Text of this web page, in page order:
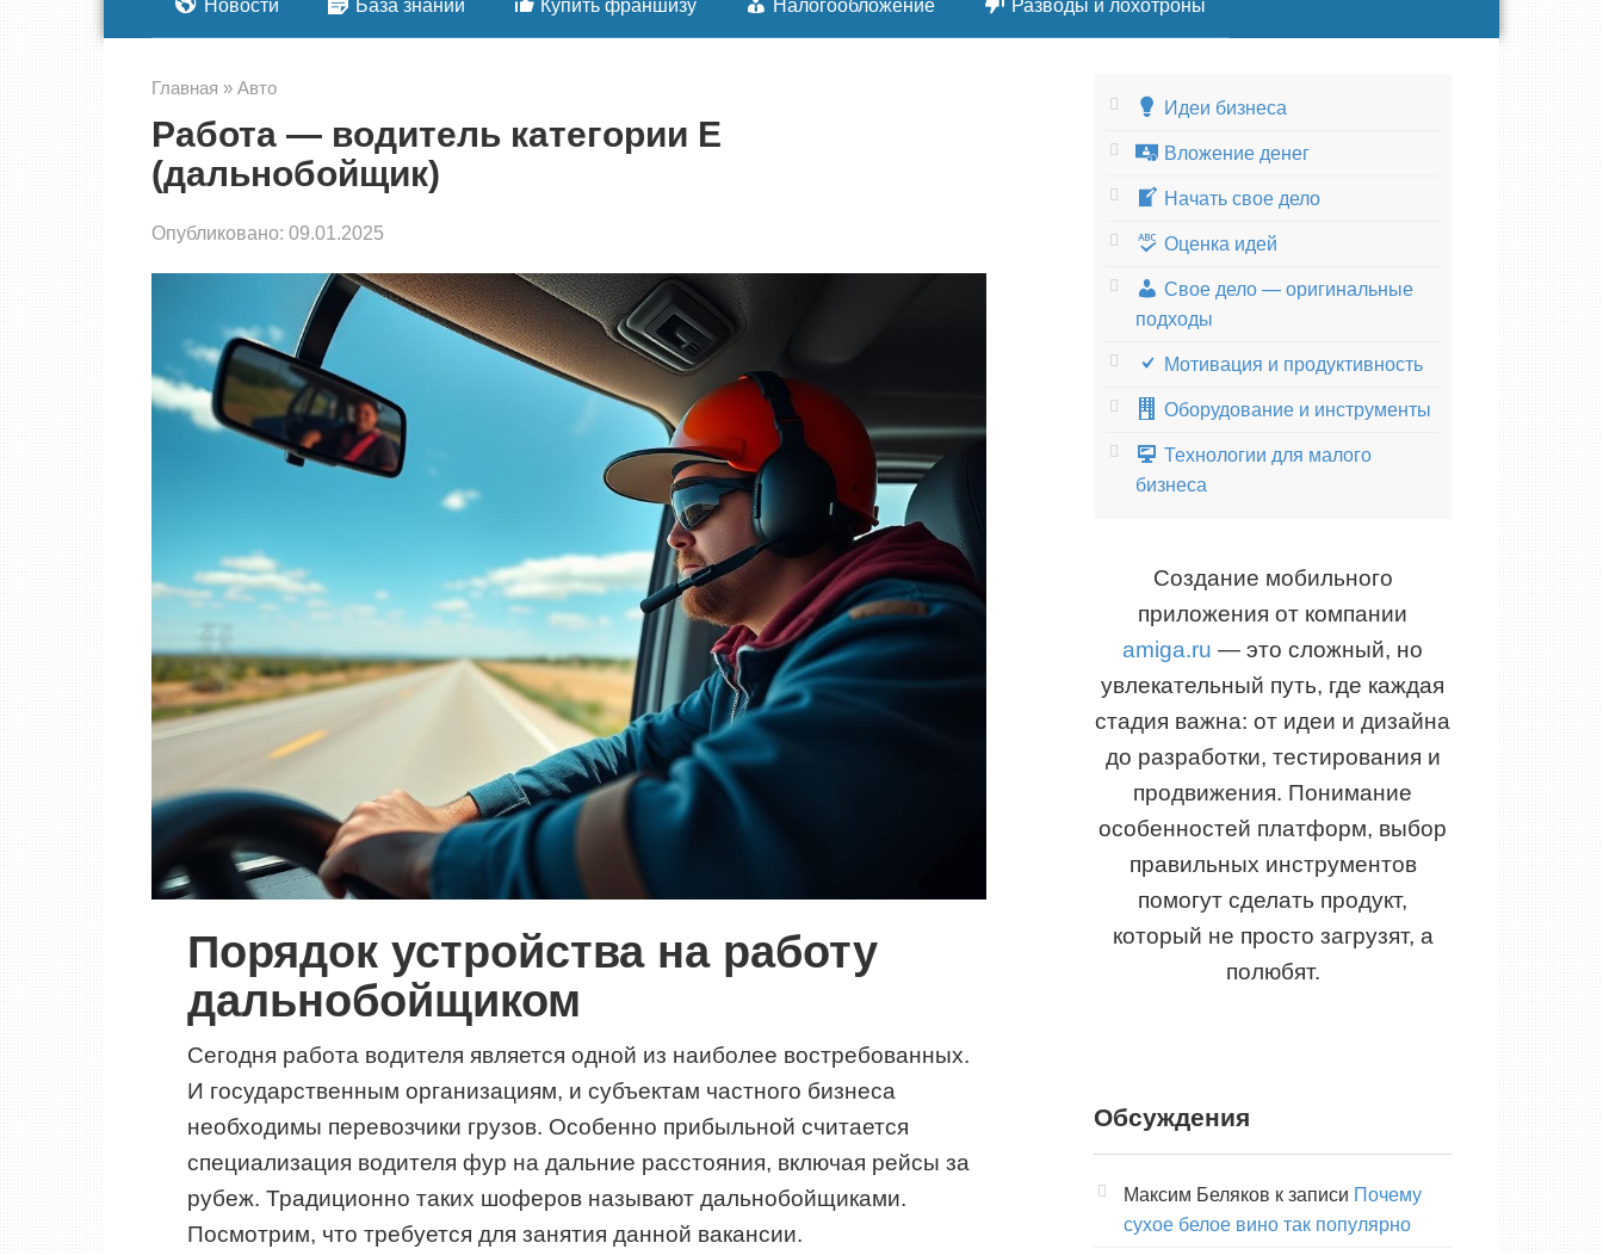
Новости База знаний Купить франшизу Налогообложение Разводы и лохотроны
Главная » Авто
Работа — водитель категории E
(дальнобойщик)
Опубликовано: 09.01.2025
Порядок устройства на работу
дальнобойщиком
Сегодня работа водителя является одной из наиболее востребованных.
И государственным организациям, и субъектам частного бизнеса
необходимы перевозчики грузов. Особенно прибыльной считается
специализация водителя фур на дальние расстояния, включая рейсы за
рубеж. Традиционно таких шоферов называют дальнобойщиками.
Посмотрим, что требуется для занятия данной вакансии.
Идеи бизнеса
Вложение денег
Начать свое дело
Оценка идей
Свое дело — оригинальные
подходы
Мотивация и продуктивность
Оборудование и инструменты
Технологии для малого
бизнеса
Создание мобильного
приложения от компании
amiga.ru — это сложный, но
увлекательный путь, где каждая
стадия важна: от идеи и дизайна
до разработки, тестирования и
продвижения. Понимание
особенностей платформ, выбор
правильных инструментов
помогут сделать продукт,
который не просто загрузят, а
полюбят.
Обсуждения
Максим Беляков к записи Почему
сухое белое вино так популярно